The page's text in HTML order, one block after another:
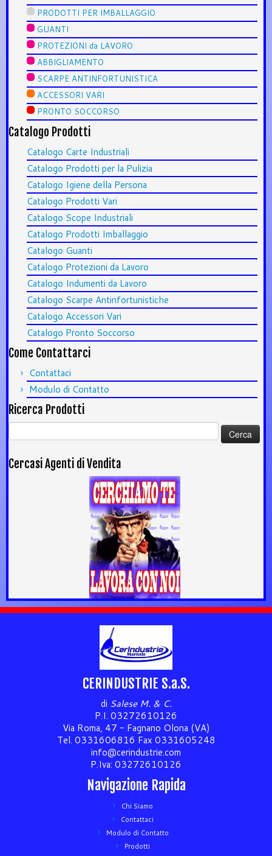
PRODOTTI PER IMBALLAGGIO
GUANTI
PROTEZIONI da LAVORO
ABBIGLIAMENTO
SCARPE ANTINFORTUNISTICA
ACCESSORI VARI
PRONTO SOCCORSO
Catalogo Prodotti
Catalogo Carte Industriali
Catalogo Prodotti per la Pulizia
Catalogo Igiene della Persona
Catalogo Prodotti Vari
Catalogo Scope Industriali
Catalogo Prodotti Imballaggio
Catalogo Guanti
Catalogo Protezioni da Lavoro
Catalogo Indumenti da Lavoro
Catalogo Scarpe Antinfortunistiche
Catalogo Accessori Vari
Catalogo Pronto Soccorso
Come Contattarci
Contattaci
Modulo di Contatto
Ricerca Prodotti
Ricerca
per:
Cercasi Agenti di Vendita
CERINDUSTRIE S.a.S.
di Salese M. & C.
P.I. 03272610126
Via Roma, 47 - Fagnano Olona (VA)
Tel. 0331606816 Fax 0331605248
info@cerindustrie.com
P.Iva: 03272610126
Navigazione Rapida
Chi Siamo
Contattaci
Modulo di Contatto
Prodotti